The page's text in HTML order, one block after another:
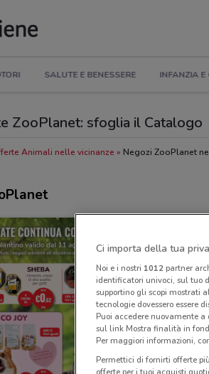
SALUTE E BENESSERE INFANZIA E
ZooPlanet: sfoglia il Catalogo
Animali nelle vicinanze Negozi ZooPlanet
Ci importa della tua
Noi e i nostri 1012partner
identificatori univoci, sul tuo
supportino gli scopi mostrati
tecnologie dovessero essere
Puoi accedere nuovamente
sul link Mostra finalità in
Per maggiori informazioni,
Permettici di fornirti offerte
offerte per i tuoi acquisti